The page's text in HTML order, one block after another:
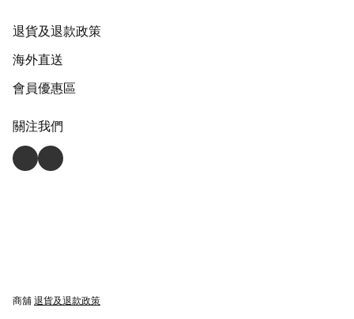
退貨及退款政策
海外直送
會員優惠區
關注我們
商舖 退貨及退款政策